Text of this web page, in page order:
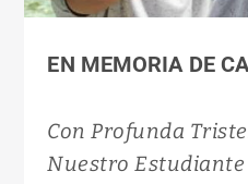
EN MEMORIA DE
Con Profunda
Nuestro Estudiante